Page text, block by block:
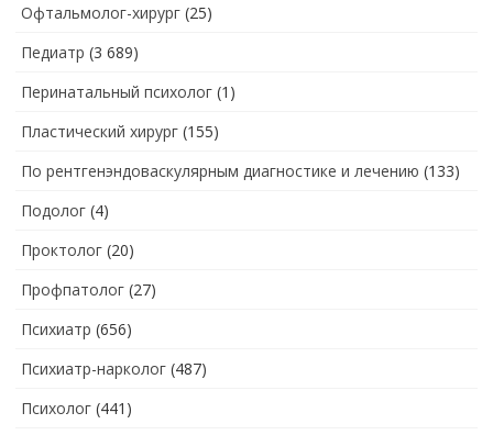
Офтальмолог-хирург (25)
Педиатр (3 689)
Перинатальный психолог (1)
Пластический хирург (155)
По рентгенэндоваскулярным диагностике и лечению (133)
Подолог (4)
Проктолог (20)
Профпатолог (27)
Психиатр (656)
Психиатр-нарколог (487)
Психолог (441)